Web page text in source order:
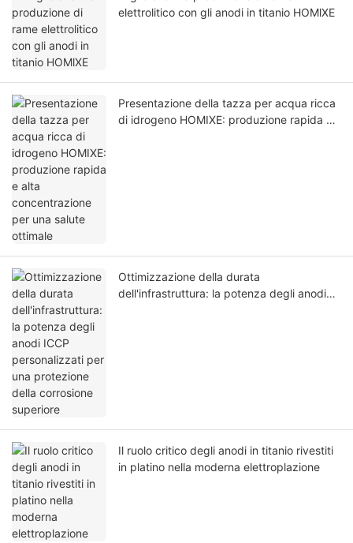
elettrolitico con gli anodi in titanio HOMlXE
Presentazione della tazza per acqua ricca
di idrogeno HOMIXE: produzione rapida e
Ottimizzazione della durata
dell'infrastruttura: la potenza degli anodi
Il ruolo critico degli anodi in titanio rivestiti
in platino nella moderna elettroplazione